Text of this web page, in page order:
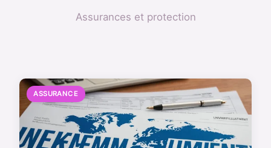
Assurances et protection
ASSURANCE